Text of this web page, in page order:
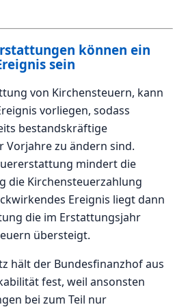
können ein
sein
von Kirchensteuern, kann
vorliegen, sodass
bestandskräftige
Vorjahre zu ändern sind.
mindert die
die Kirchensteuerzahlung
Ereignis liegt dann
die im Erstattungsjahr
übersteigt.
hält der Bundesfinanzhof aus
fest, weil ansonsten
bei zum Teil nur